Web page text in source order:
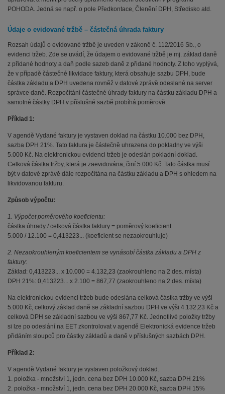
POHODA. Jedná se např. o pole Předkontace, Členění DPH, Středisko atd.
Údaje o evidované tržbě – částečná úhrada faktury
Rozsah údajů o evidované tržbě je uveden v zákoně č. 112/2016 Sb., o
evidenci tržeb. Zde se uvádí, že údajem o evidované tržbě je mj. základ daně
z přidané hodnoty a daň podle sazeb daně z přidané hodnoty. Z toho vyplývá,
že v případě částečné likvidace faktury, která obsahuje sazbu DPH, bude
částka základu a DPH uvedena rovněž v datové zprávě odeslané na server
správce daně. Rozpočítání částečné úhrady faktury na částku základu DPH a
samotné částky DPH v příslušné sazbě probíhá poměrově.
Příklad 1:
V agendě Vydané faktury je vystaven doklad na částku 10.000 bez DPH,
sazba DPH 21%. Tato faktura je částečně uhrazena do pokladny ve výši
5.000 Kč. Na elektronickou evidenci tržeb je odeslán pokladní doklad.
Celková částka tržby, která je zaevidována, činí 5.000 Kč. Tato částka musí
být v datové zprávě dále rozpočítána na částku základu a DPH s ohledem na
likvidovanou fakturu.
Způsob výpočtu:
1. Výpočet poměrového koeficientu:
částka úhrady / celková částka faktury = poměrový koeficient
5.000 / 12.100 = 0,413223... (koeficient se nezaokrouhluje)
2. Nezaokrouhleným koeficientem se vynásobí částka základu a DPH z
faktury:
Základ: 0,413223... x 10.000 = 4.132,23 (zaokrouhleno na 2 des. místa)
DPH 21%: 0,413223... x 2.100 = 867,77 (zaokrouhleno na 2 des. místa)
Na elektronickou evidenci tržeb bude odeslána celková částka tržby ve výši
5.000 Kč, celkový základ daně se základní sazbou DPH ve výši 4.132,23 Kč a
celková DPH se základní sazbou ve výši 867,77 Kč. Jednotlivé položky tržby
si lze po odeslání na EET zkontrolovat v agendě Elektronická evidence tržeb
přidáním sloupců pro částky základů a daně v příslušných sazbách DPH.
Příklad 2:
V agendě Vydané faktury je vystaven položkový doklad.
1. položka - množství 1, jedn. cena bez DPH 10.000 Kč, sazba DPH 21%
2. položka - množství 1, jedn. cena bez DPH 20.000 Kč, sazba DPH 15%